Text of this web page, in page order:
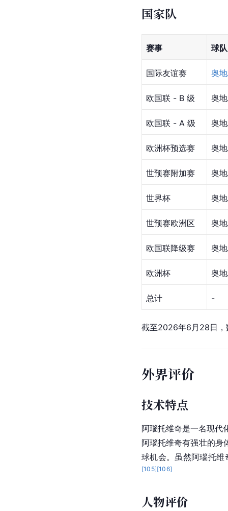
国家队
赛事 球队
国际友谊赛 奥
欧国联 - B 级 奥
欧国联 - A 级 奥
欧洲杯预选赛 奥
世预赛附加赛 奥
世界杯 奥
世预赛欧洲区 奥
欧国联降级赛 奥
欧洲杯 奥
总计 -
截至2026年6月28日，
外界评价
技术特点
阿瑙托维奇是一名现代
阿瑙托维奇有强壮的身
球机会。虽然阿瑙托
[105][106]
人物评价